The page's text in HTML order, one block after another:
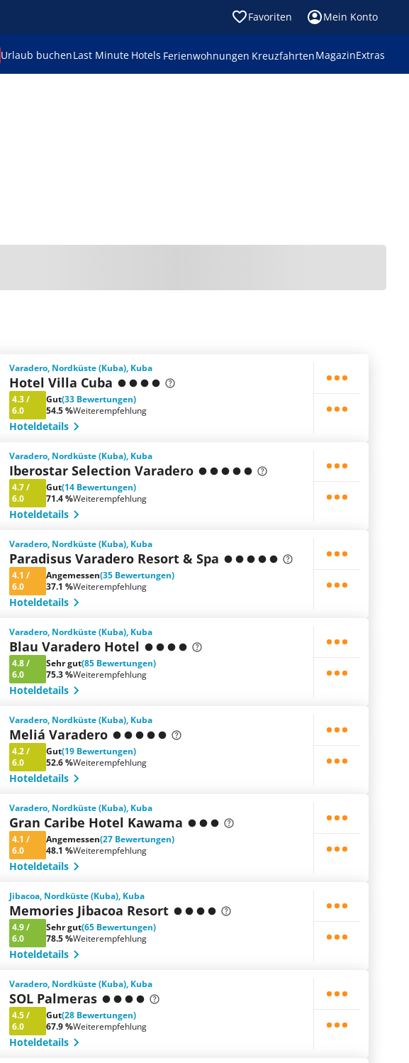
Favoriten Mein Konto
Urlaub buchenLast Minute Hotels Ferienwohnungen KreuzfahrtenMagazinExtras
Varadero, Nordküste (Kuba), Kuba
Hotel Villa Cuba
4.3/
6.0
Gut(33 Bewertungen)
54.5 %Weiterempfehlung
Hoteldetails
Varadero, Nordküste (Kuba), Kuba
Iberostar Selection Varadero
4.7/
6.0
Gut(14 Bewertungen)
71.4 %Weiterempfehlung
Hoteldetails
Varadero, Nordküste (Kuba), Kuba
Paradisus Varadero Resort & Spa
4.1 /
6.0
Angemessen(35 Bewertungen)
37.1 %Weiterempfehlung
Hoteldetails
Varadero, Nordküste (Kuba), Kuba
Blau Varadero Hotel
4.8/
6.0
Sehr gut(85 Bewertungen)
75.3 %Weiterempfehlung
Hoteldetails
Varadero, Nordküste (Kuba), Kuba
Meliá Varadero
4.2/
6.0
Gut(19 Bewertungen)
52.6 %Weiterempfehlung
Hoteldetails
Varadero, Nordküste (Kuba), Kuba
Gran Caribe Hotel Kawama
4.1 /
6.0
Angemessen(27 Bewertungen)
48.1 %Weiterempfehlung
Hoteldetails
Jibacoa, Nordküste (Kuba), Kuba
Memories Jibacoa Resort
4.9/
6.0
Sehr gut(65 Bewertungen)
78.5 %Weiterempfehlung
Hoteldetails
Varadero, Nordküste (Kuba), Kuba
SOL Palmeras
4.5/
6.0
Gut(28 Bewertungen)
67.9 %Weiterempfehlung
Hoteldetails